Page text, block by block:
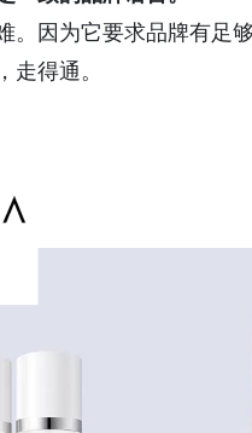
。因为它要求品牌有足
走得通。